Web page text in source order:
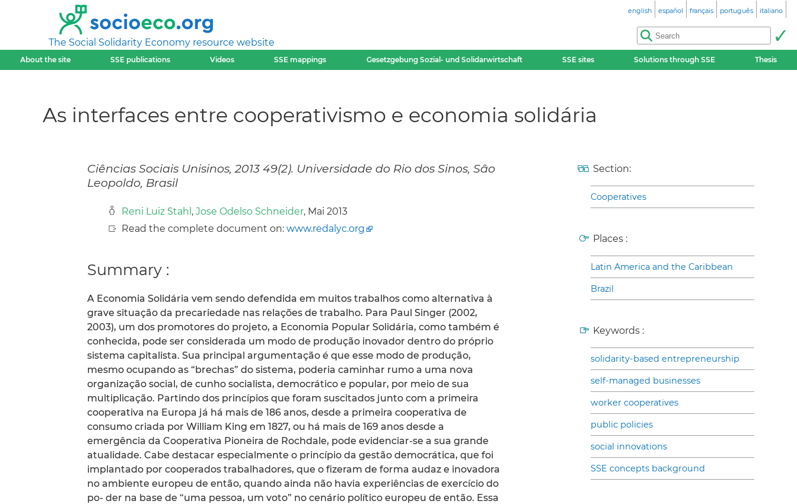
The Social Solidarity Economy resource website
english español français português italiano
About the site SSE publications Videos SSE mappings Gesetzgebung Sozial- und Solidarwirtschaft SSE sites Solutions through SSE Thesis
As interfaces entre cooperativismo e economia solidária
Ciências Sociais Unisinos, 2013 49(2). Universidade do Rio dos Sinos, Sâo
Leopoldo, Brasil
Reni Luiz Stahl , Jose Odelso Schneider, Mai 2013
Read the complete document on: www.redalyc.org
Summary :
A Economia Solidária vem sendo defendida em muitos trabalhos como alternativa à
grave situação da precariedade nas relações de trabalho. Para Paul Singer (2002,
2003), um dos promotores do projeto, a Economia Popular Solidária, como também é
conhecida, pode ser considerada um modo de produção inovador dentro do próprio
sistema capitalista. Sua principal argumentação é que esse modo de produção,
mesmo ocupando as “brechas” do sistema, poderia caminhar rumo a uma nova
organização social, de cunho socialista, democrático e popular, por meio de sua
multiplicação. Partindo dos princípios que foram suscitados junto com a primeira
cooperativa na Europa já há mais de 186 anos, desde a primeira cooperativa de
consumo criada por William King em 1827, ou há mais de 169 anos desde a
emergência da Cooperativa Pioneira de Rochdale, pode evidenciar-se a sua grande
atualidade. Cabe destacar especialmente o princípio da gestão democrática, que foi
implantado por cooperados trabalhadores, que o fizeram de forma audaz e inovadora
no ambiente europeu de então, quando ainda não havia experiências de exercício do
po- der na base de “uma pessoa, um voto” no cenário político europeu de então. Essa
Section:
Cooperatives
Places :
Latin America and the Caribbean
Brazil
Keywords :
solidarity-based entrepreneurship
self-managed businesses
worker cooperatives
public policies
social innovations
SSE concepts background